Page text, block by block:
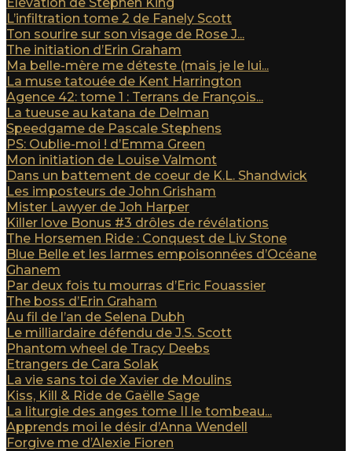
L’infiltration tome 2 de Fanely Scott
Ton sourire sur son visage de Rose J...
The initiation d’Erin Graham
Ma belle-mère me déteste (mais je le lui...
La muse tatouée de Kent Harrington
Agence 42: tome 1 : Terrans de François...
La tueuse au katana de Delman
Speedgame de Pascale Stephens
PS: Oublie-moi ! d’Emma Green
Mon initiation de Louise Valmont
Dans un battement de coeur de K.L. Shandwick
Les imposteurs de John Grisham
Mister Lawyer de Joh Harper
Killer love Bonus #3 drôles de révélations
The Horsemen Ride : Conquest de Liv Stone
Blue Belle et les larmes empoisonnées d’Océane
Ghanem
Par deux fois tu mourras d’Eric Fouassier
The boss d’Erin Graham
Au fil de l’an de Selena Dubh
Le milliardaire défendu de J.S. Scott
Phantom wheel de Tracy Deebs
Etrangers de Cara Solak
La vie sans toi de Xavier de Moulins
Kiss, Kill & Ride de Gaëlle Sage
La liturgie des anges tome II le tombeau...
Apprends moi le désir d’Anna Wendell
Forgive me d’Alexie Fioren